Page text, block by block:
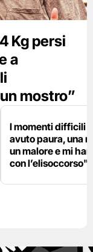
Kg persi
a
mostro”
I momenti difficili
avuto paura, una
un malore e mi
con l’elisoccorso"